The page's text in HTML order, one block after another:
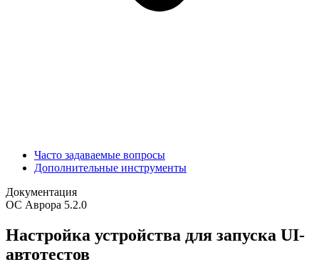
Часто задаваемые вопросы
Дополнительные инструменты
Документация
ОС Аврора 5.2.0
Настройка устройства для запуска UI-
автотестов